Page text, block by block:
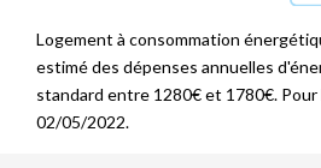
Logement à consommation
estimé des dépenses annuelles
standard entre 1280€ et 1780€.
02/05/2022.